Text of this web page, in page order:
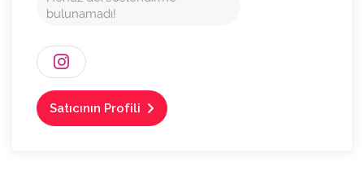
bulunamadı!
Satıcının Profili